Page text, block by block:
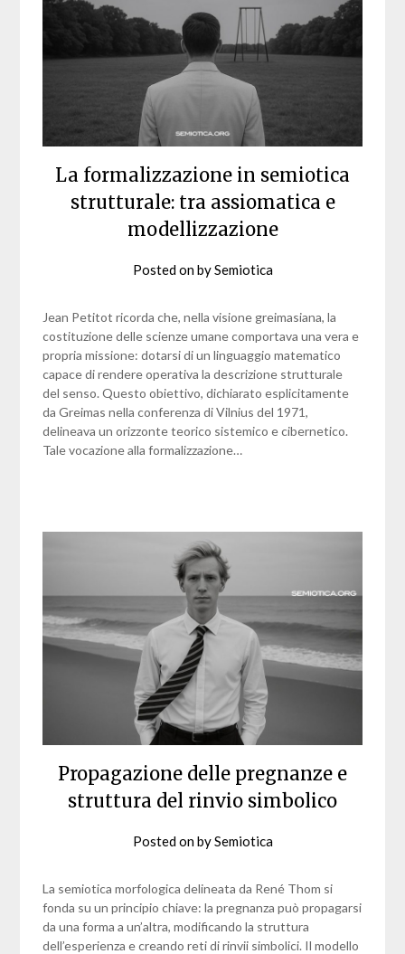
La formalizzazione in semiotica
strutturale: tra assiomatica e
modellizzazione
Posted onbySemiotica
Jean Petitot ricorda che, nella visione greimasiana, la
costituzione delle scienze umane comportava una vera e
propria missione: dotarsi di un linguaggio matematico
capace di rendere operativa la descrizione strutturale
del senso. Questo obiettivo, dichiarato esplicitamente
da Greimas nella conferenza di Vilnius del 1971,
delineava un orizzonte teorico sistemico e cibernetico.
Tale vocazione alla formalizzazione…
Propagazione delle pregnanze e
struttura del rinvio simbolico
Posted onbySemiotica
La semiotica morfologica delineata da René Thom si
fonda su un principio chiave: la pregnanza può propagarsi
da una forma a un’altra, modificando la struttura
dell’esperienza e creando reti di rinvii simbolici. Il modello